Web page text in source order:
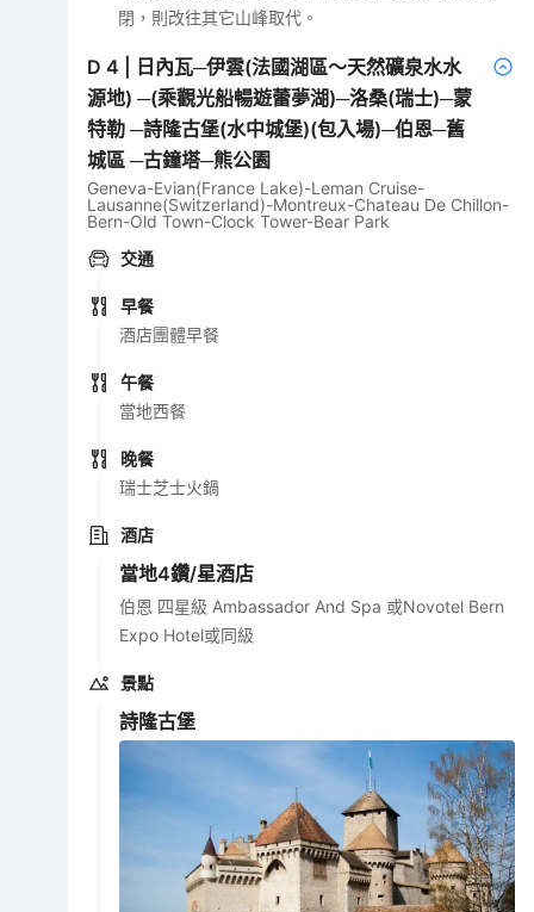
閉，則改往其它山峰取代。
D4
日內瓦─伊雲(法國湖區～天然礦泉水水
源地) ─(乘觀光船暢遊蕾夢湖)─洛桑(瑞士)─蒙
特勒 ─詩隆古堡(水中城堡)(包入場)─伯恩─舊
城區 ─古鐘塔─熊公園
Geneva-Evian(France Lake)-Leman Cruise-
Lausanne(Switzerland)-Montreux-Chateau De Chillon-
Bern-Old Town-Clock Tower-Bear Park
交通
早餐
酒店團體早餐
午餐
當地西餐
晚餐
瑞士芝士火鍋
酒店
當地4鑽/星酒店
伯恩 四星級 Ambassador And Spa 或Novotel Bern
Expo Hotel或同級
景點
詩隆古堡